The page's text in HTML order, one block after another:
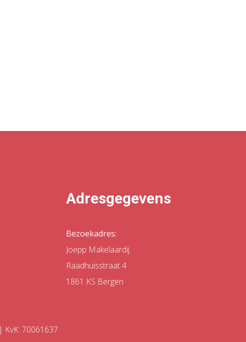
KvK: 70061637
Adresgegevens
Bezoekadres:
Joepp Makelaardij
Raadhuisstraat 4
1861 KS Bergen